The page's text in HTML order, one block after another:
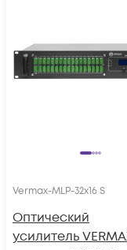
Vermax-MLP-32x16 S
Оптический
усилитель